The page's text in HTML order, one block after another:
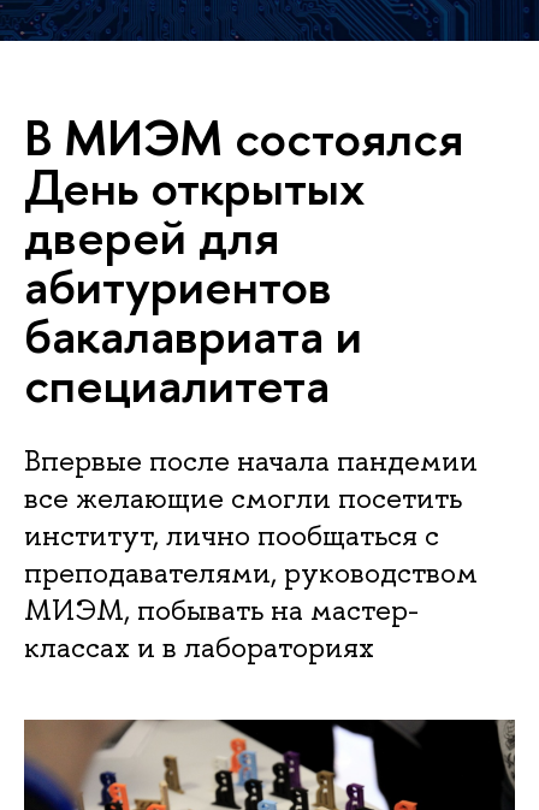
В МИЭМ состоялся
День открытых
дверей для
абитуриентов
бакалавриата и
специалитета
Впервые после начала пандемии
все желающие смогли посетить
институт, лично пообщаться с
преподавателями, руководством
МИЭМ, побывать на мастер-
классах и в лабораториях